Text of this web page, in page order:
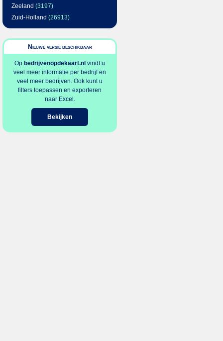
Zeeland (3197)
Zuid-Holland (26913)
Nieuwe versie beschikbaar
Op bedrijvenopdekaart.nl vindt u
veel meer informatie per bedrijf en
veel meer bedrijven. Ook kunt u
filters toepassen en exporteren
naar Excel.
Bekijken